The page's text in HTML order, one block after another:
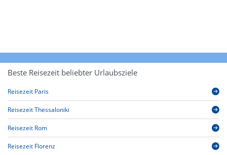
Beste Reisezeit beliebter Urlaubsziele
Reisezeit Paris
Reisezeit Thessaloniki
Reisezeit Rom
Reisezeit Florenz